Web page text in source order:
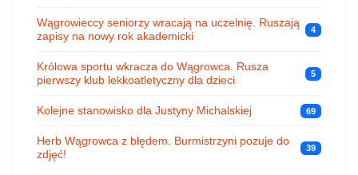
Wągrowieccy seniorzy wracają na uczelnię. Ruszają
zapisy na nowy rok akademicki
4
Królowa sportu wkracza do Wągrowca. Rusza
pierwszy klub lekkoatletyczny dla dzieci
5
Kolejne stanowisko dla Justyny Michalskiej 69
Herb Wągrowca z błędem. Burmistrzyni pozuje do
zdjęć!
39